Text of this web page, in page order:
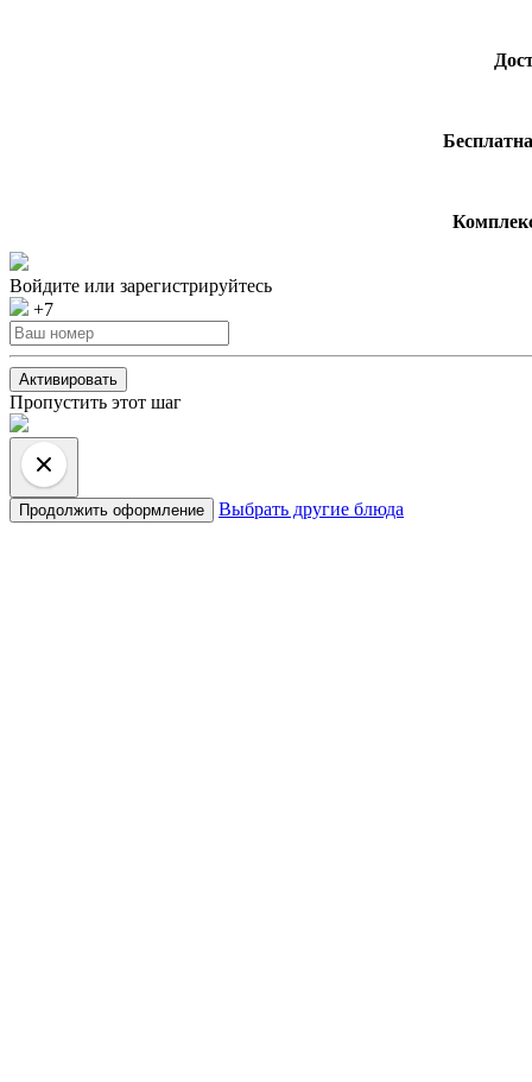
Войдите или зарегистрируйтесь
+7
Активировать
Пропустить этот шаг
Продолжить оформление Выбрать другие блюда